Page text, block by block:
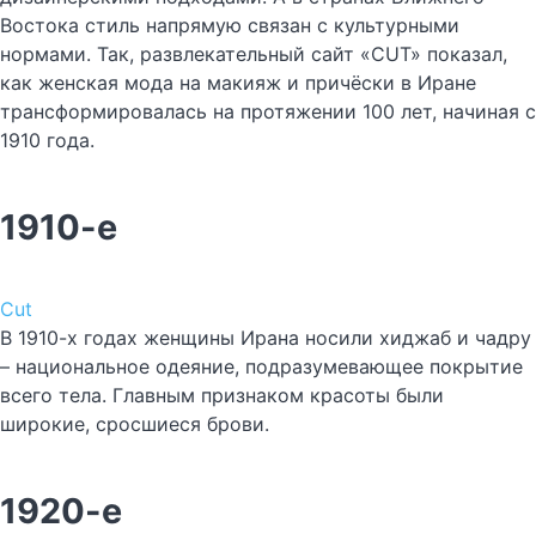
Востока стиль напрямую связан с культурными
нормами. Так, развлекательный сайт «CUT» показал,
как женская мода на макияж и причёски в Иране
трансформировалась на протяжении 100 лет, начиная с
1910 года.
1910-е
Cut
В 1910-х годах женщины Ирана носили хиджаб и чадру
– национальное одеяние, подразумевающее покрытие
всего тела. Главным признаком красоты были
широкие, сросшиеся брови.
1920-е